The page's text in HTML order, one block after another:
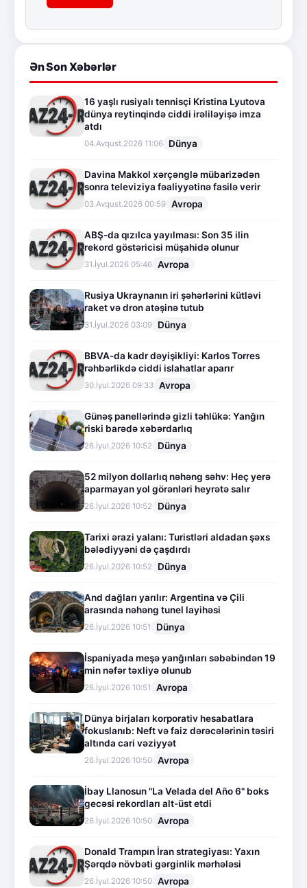
Ən Son Xəbərlər
16 yaşlı rusiyalı tennisçi Kristina Lyutova
dünya reytinqində ciddi irəliləyişə imza
atdı
04.Avqust.2026 11:06 Dünya
Davina Makkol xərçənglə mübarizədən
sonra televiziya fəaliyyətinə fasilə verir
03.Avqust.2026 00:59 Avropa
ABŞ-da qızılca yayılması: Son 35 ilin
rekord göstəricisi müşahidə olunur
31.İyul.2026 05:46 Avropa
Rusiya Ukraynanın iri şəhərlərini kütləvi
raket və dron atəşinə tutub
31.İyul.2026 03:09 Dünya
BBVA-da kadr dəyişikliyi: Karlos Torres
rəhbərlikdə ciddi islahatlar aparır
30.İyul.2026 09:33 Avropa
Günəş panellərində gizli təhlükə: Yanğın
riski barədə xəbərdarlıq
26.İyul.2026 10:52 Dünya
52 milyon dollarlıq nəhəng səhv: Heç yerə
aparmayan yol görənləri heyrətə salır
26.İyul.2026 10:52 Dünya
Tarixi ərazi yalanı: Turistləri aldadan şəxs
bələdiyyəni də çaşdırdı
26.İyul.2026 10:52 Dünya
And dağları yarılır: Argentina və Çili
arasında nəhəng tunel layihəsi
26.İyul.2026 10:51 Dünya
İspaniyada meşə yanğınları səbəbindən 19
min nəfər təxliyə olunub
26.İyul.2026 10:51 Avropa
Dünya birjaları korporativ hesabatlara
fokuslanıb: Neft və faiz dərəcələrinin təsiri
altında cari vəziyyət
26.İyul.2026 10:50 Avropa
İbay Llanosun "La Velada del Año 6" boks
gecəsi rekordları alt-üst etdi
26.İyul.2026 10:50 Avropa
Donald Trampın İran strategiyası: Yaxın
Şərqdə növbəti gərginlik mərhələsi
26.İyul.2026 10:50 Avropa